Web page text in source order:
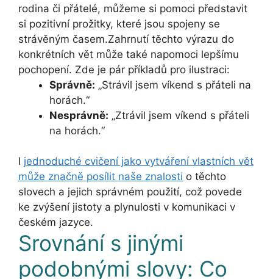
rodina či přátelé, můžeme si pomoci představit
si pozitivní prožitky, které jsou spojeny se
strávěným časem.Zahrnutí těchto výrazu do
konkrétních vět může také napomoci lepšímu
pochopení. Zde je pár příkladů pro ilustraci:
Správně: „Strávil jsem víkend s přáteli na
horách.“
Nesprávně: „Ztrávil jsem víkend s přáteli
na horách.“
I jednoduché cvičení jako vytváření vlastních vět
může značně posílit naše znalosti o těchto
slovech a jejich správném použití, což povede
ke zvýšení jistoty a plynulosti v komunikaci v
českém jazyce.
Srovnání s jinými
podobnými slovy: Co